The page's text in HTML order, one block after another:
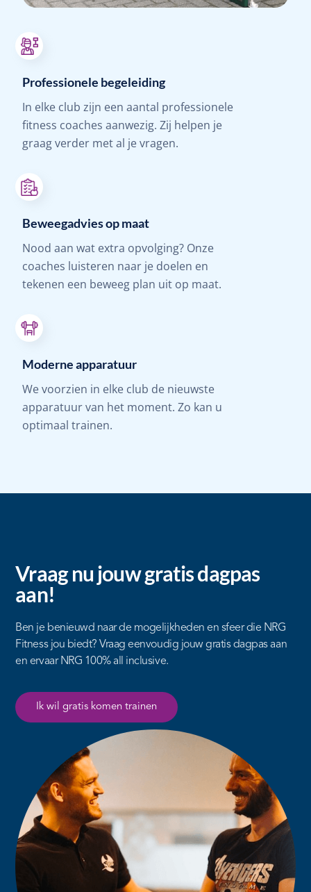
Professionele begeleiding
In elke club zijn een aantal professionele
fitness coaches aanwezig. Zij helpen je
graag verder met al je vragen.
Beweegadvies op maat
Nood aan wat extra opvolging? Onze
coaches luisteren naar je doelen en
tekenen een beweeg plan uit op maat.
Moderne apparatuur
We voorzien in elke club de nieuwste
apparatuur van het moment. Zo kan u
optimaal trainen.
Vraag nu jouw gratis dagpas
aan!
Ben je benieuwd naar de mogelijkheden en sfeer die NRG
Fitness jou biedt? Vraag eenvoudig jouw gratis dagpas aan
en ervaar NRG 100% all inclusive.
Ik wil gratis komen trainen